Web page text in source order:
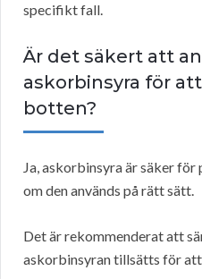
specifikt fall.
Är det säkert att
askorbinsyra för
botten?
Ja, askorbinsyra är säker
om den används på rätt sätt.
Det är rekommenderat att
askorbinsyran tillsätts för